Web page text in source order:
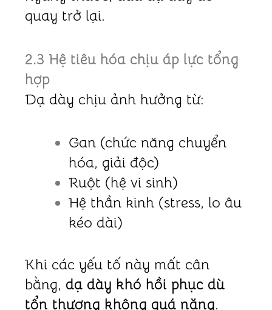
quay trở lại.
2.3 Hệ tiêu hóa chịu áp lực tổng
hợp
Dạ dày chịu ảnh hưởng từ:
Gan (chức năng chuyển
hóa, giải độc)
Ruột (hệ vi sinh)
Hệ thần kinh (stress, lo âu
kéo dài)
Khi các yếu tố này mất cân
bằng, dạ dày khó hồi phục dù
tổn thương không quá nặng.